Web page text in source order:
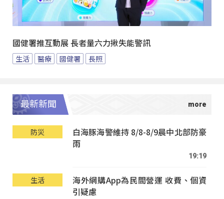
國健署推互動展 長者量六力揪失能警訊
生活 醫療 國健署 長照
最新新聞
防災
白海豚海警維持 8/8-8/9晨中北部防豪
雨
19:19
生活
海外網購App為民間營運 收費、個資
引疑慮